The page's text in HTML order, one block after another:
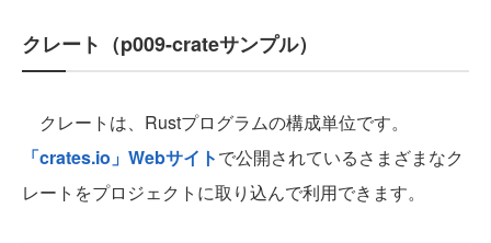
クレート（p009-crateサンプル）
クレートは、Rustプログラムの構成単位です。
「crates.io」Webサイトで公開されているさまざまなク
レートをプロジェクトに取り込んで利用できます。